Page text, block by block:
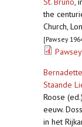
the
Church,
[Pawsey
Staande
Roose
eeuw.
in het